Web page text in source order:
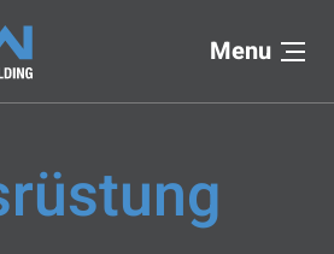
Menu